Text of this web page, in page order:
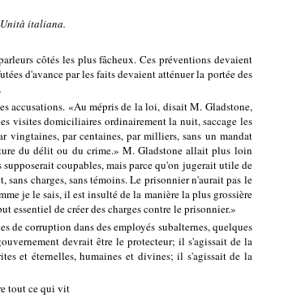
italiana.
côtés les plus fâcheux. Ces préventions devaient
d'avance par les faits devaient atténuer la portée des
accusations. «Au mépris de la loi, disait M. Gladstone,
visites domiciliaires ordinairement la nuit, saccage les
vingtaines, par centaines, par milliers, sans un mandat
du délit ou du crime.» M. Gladstone allait plus loin
coupables, mais parce qu'on jugerait utile de
charges, sans témoins. Le prisonnier n'aurait pas le
je le sais, il est insulté de la manière la plus grossière
essentiel de créer des charges contre le prisonnier.»
de corruption dans des employés subalternes, quelques
devrait être le protecteur; il s'agissait de la
et éternelles, humaines et divines; il s'agissait de la
tout ce qui vit